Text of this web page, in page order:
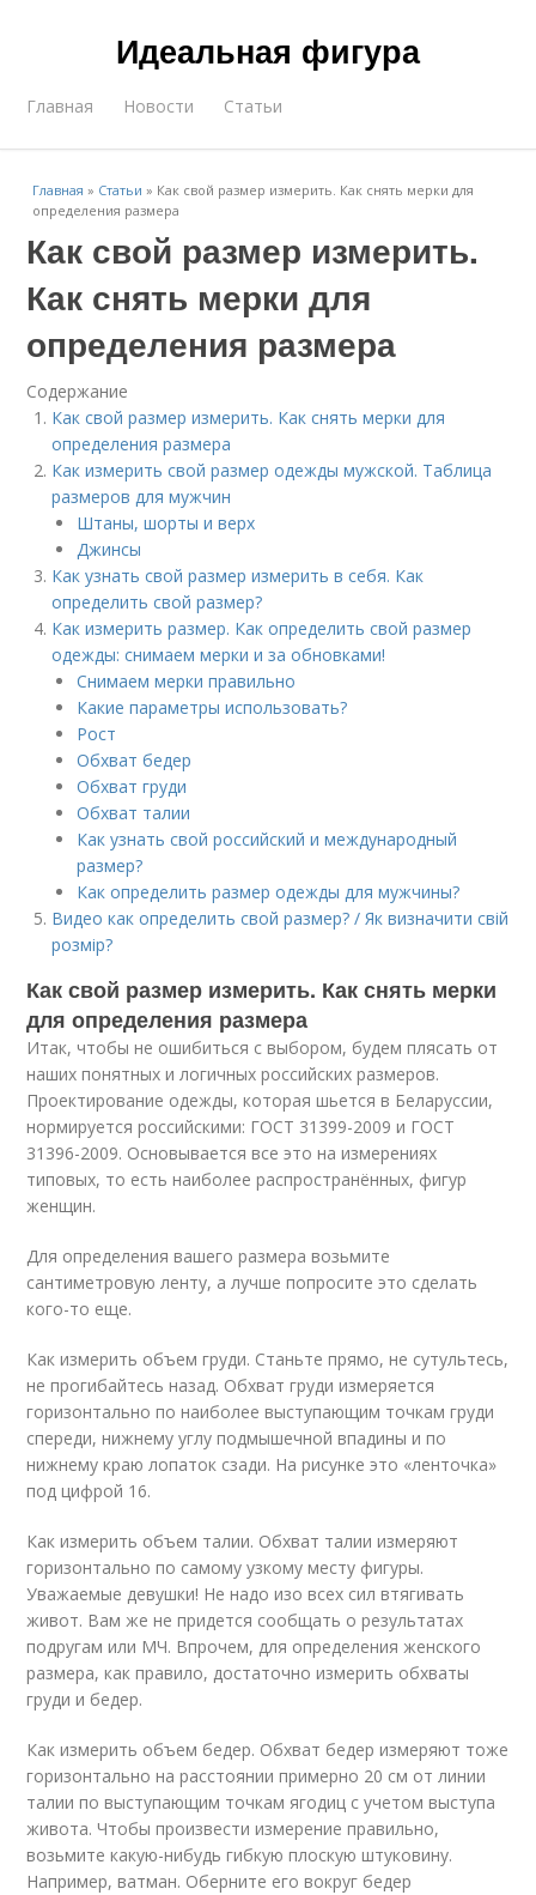
Идеальная фигура
Главная Новости Статьи
Главная » Статьи » Как свой размер измерить. Как снять мерки для
определения размера
Как свой размер измерить.
Как снять мерки для
определения размера
Содержание
Как свой размер измерить. Как снять мерки для
определения размера
Как измерить свой размер одежды мужской. Таблица
размеров для мужчин
Штаны, шорты и верх
Джинсы
Как узнать свой размер измерить в себя. Как
определить свой размер?
Как измерить размер. Как определить свой размер
одежды: снимаем мерки и за обновками!
Снимаем мерки правильно
Какие параметры использовать?
Рост
Обхват бедер
Обхват груди
Обхват талии
Как узнать свой российский и международный
размер?
Как определить размер одежды для мужчины?
Видео как определить свой размер? / Як визначити свій
розмір?
Как свой размер измерить. Как снять мерки
для определения размера
Итак, чтобы не ошибиться с выбором, будем плясать от
наших понятных и логичных российских размеров.
Проектирование одежды, которая шьется в Беларуссии,
нормируется российскими: ГОСТ 31399-2009 и ГОСТ
31396-2009. Основывается все это на измерениях
типовых, то есть наиболее распространённых, фигур
женщин.
Для определения вашего размера возьмите
сантиметровую ленту, а лучше попросите это сделать
кого-то еще.
Как измерить объем груди. Станьте прямо, не сутультесь,
не прогибайтесь назад. Обхват груди измеряется
горизонтально по наиболее выступающим точкам груди
спереди, нижнему углу подмышечной впадины и по
нижнему краю лопаток сзади. На рисунке это «ленточка»
под цифрой 16.
Как измерить объем талии. Обхват талии измеряют
горизонтально по самому узкому месту фигуры.
Уважаемые девушки! Не надо изо всех сил втягивать
живот. Вам же не придется сообщать о результатах
подругам или МЧ. Впрочем, для определения женского
размера, как правило, достаточно измерить обхваты
груди и бедер.
Как измерить объем бедер. Обхват бедер измеряют тоже
горизонтально на расстоянии примерно 20 см от линии
талии по выступающим точкам ягодиц с учетом выступа
живота. Чтобы произвести измерение правильно,
возьмите какую-нибудь гибкую плоскую штуковину.
Например, ватман. Оберните его вокруг бедер